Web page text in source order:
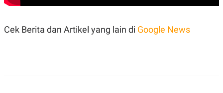
Cek Berita dan Artikel yang lain di Google News